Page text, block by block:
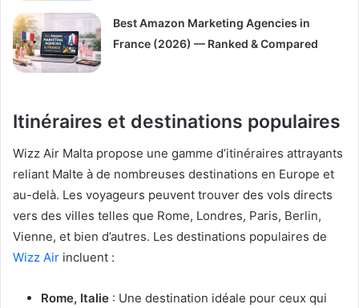
Best Amazon Marketing Agencies in
France (2026) — Ranked & Compared
Itinéraires et destinations populaires
Wizz Air Malta propose une gamme d’itinéraires attrayants
reliant Malte à de nombreuses destinations en Europe et
au-delà. Les voyageurs peuvent trouver des vols directs
vers des villes telles que Rome, Londres, Paris, Berlin,
Vienne, et bien d’autres. Les destinations populaires de
Wizz Air incluent :
Rome, Italie : Une destination idéale pour ceux qui